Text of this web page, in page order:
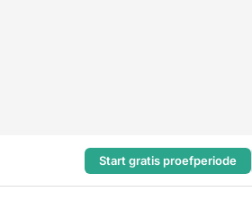
Start gratis proefperiode